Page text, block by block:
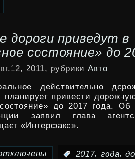
дороги приведут в
состояние» до
2011, рубрики Авто
действительно
планирует привести
до 2017 года.
заявил глава
«Интерфакс».
2017, года,